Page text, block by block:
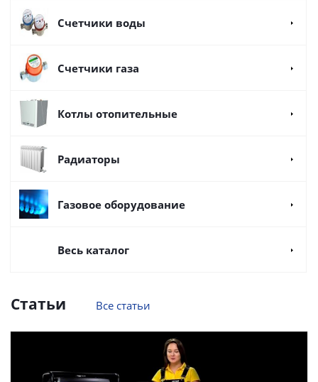
Счетчики воды
Счетчики газа
Котлы отопительные
Радиаторы
Газовое оборудование
Весь каталог
Статьи Все статьи